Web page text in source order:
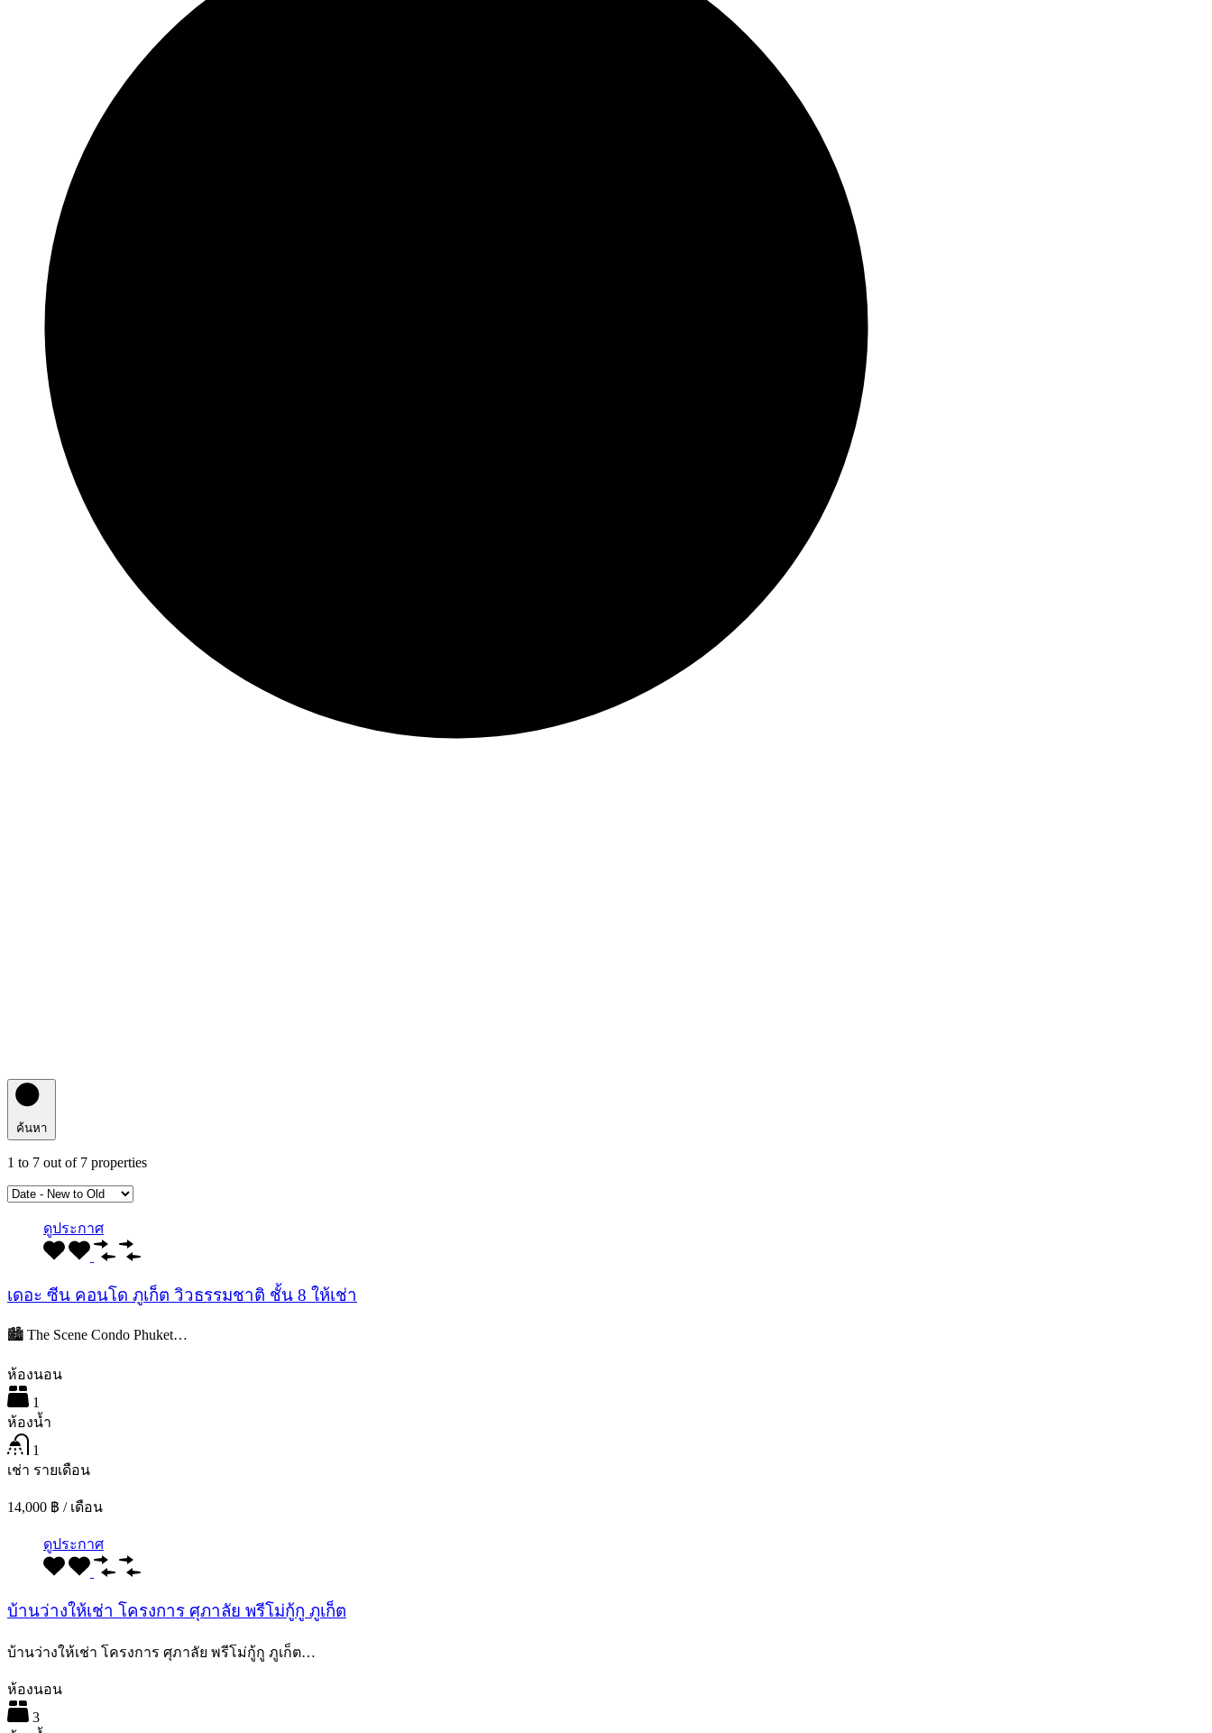
ค้นหา
1 to 7 out of 7 properties
ดูประกาศ
เดอะ ซีน คอนโด ภูเก็ต วิวธรรมชาติ ชั้น 8 ให้เช่า
🏙️ The Scene Condo Phuket…
ห้องนอน
1
ห้องน้ำ
1
เช่า รายเดือน
14,000 ฿ / เดือน
ดูประกาศ
บ้านว่างให้เช่า โครงการ ศุภาลัย พรีโม่กู้กู ภูเก็ต
บ้านว่างให้เช่า โครงการ ศุภาลัย พรีโม่กู้กู ภูเก็ต…
ห้องนอน
3